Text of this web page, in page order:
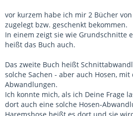
vor kurzem habe ich mir 2 Bücher von
zugelegt bzw. geschenkt bekommen.
In einem zeigt sie wie Grundschnitte
heißt das Buch auch.
Das zweite Buch heißt
solche Sachen - aber auch Hosen,
Abwandlungen.
Ich konnte mich, als ich Deine Frage
dort auch eine solche Hosen-